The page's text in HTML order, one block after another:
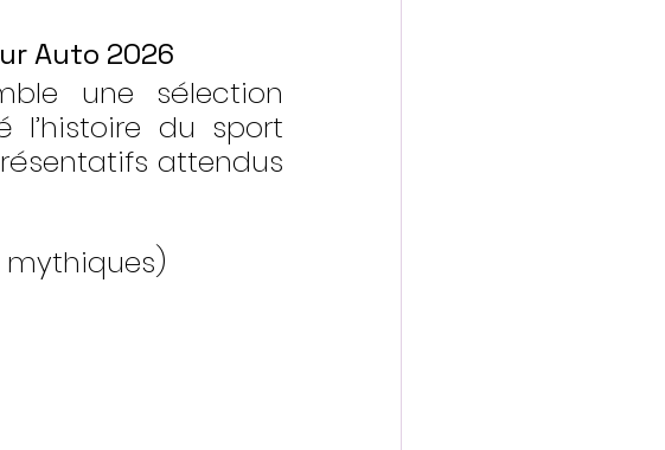
Auto 2026
une sélection
l’histoire du sport
attendus
mythiques)